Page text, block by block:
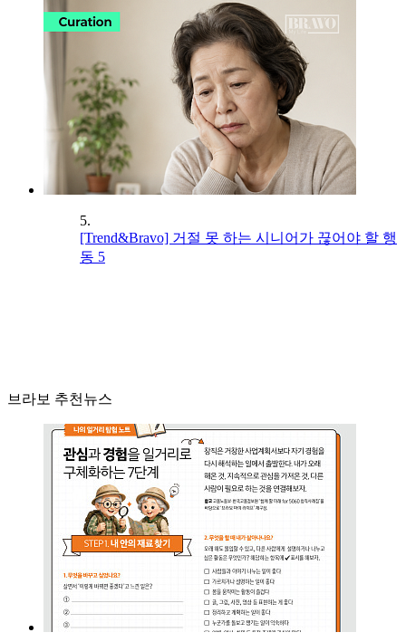
5.
[Trend&Bravo] 거절 못 하는 시니어가 끊어야 할 행
동 5
브라보 추천뉴스